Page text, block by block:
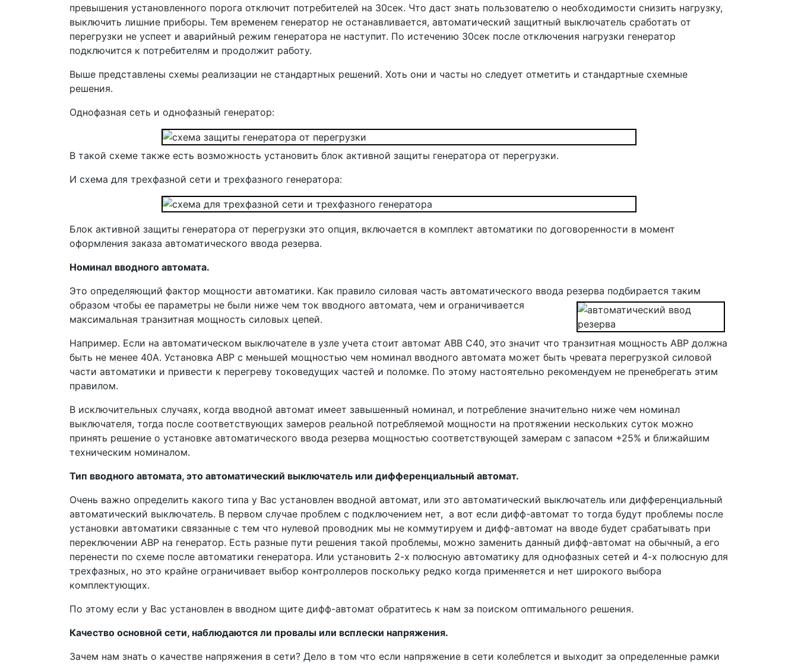
превышения установленного порога отключит потребителей на 30сек. Что даст знать пользователю о необходимости снизить нагрузку,
выключить лишние приборы. Тем временем генератор не останавливается, автоматический защитный выключатель сработать от
перегрузки не успеет и аварийный режим генератора не наступит. По истечению 30сек после отключения нагрузки генератор
подключится к потребителям и продолжит работу.
Выше представлены схемы реализации не стандартных решений. Хоть они и часты но следует отметить и стандартные схемные
решения.
Однофазная сеть и однофазный генератор:
В такой схеме также есть возможность установить блок активной защиты генератора от перегрузки.
И схема для трехфазной сети и трехфазного генератора:
Блок активной защиты генератора от перегрузки это опция, включается в комплект автоматики по договоренности в момент
оформления заказа автоматического ввода резерва.
Номинал вводного автомата.
Это определяющий фактор мощности автоматики. Как правило силовая часть автоматического ввода резерва подбирается таким
образом чтобы ее параметры не были ниже чем ток вводного автомата, чем и ограничивается
максимальная транзитная мощность силовых цепей.
Например. Если на автоматическом выключателе в узле учета стоит автомат ABB C40, это значит что транзитная мощность АВР должна
быть не менее 40А. Установка АВР с меньшей мощностью чем номинал вводного автомата может быть чревата перегрузкой силовой
части автоматики и привести к перегреву токоведущих частей и поломке. По этому настоятельно рекомендуем не пренебрегать этим
правилом.
В исключительных случаях, когда вводной автомат имеет завышенный номинал, и потребление значительно ниже чем номинал
выключателя, тогда после соответствующих замеров реальной потребляемой мощности на протяжении нескольких суток можно
принять решение о установке автоматического ввода резерва мощностью соответствующей замерам с запасом +25% и ближайшим
техническим номиналом.
Тип вводного автомата, это автоматический выключатель или дифференциальный автомат.
Очень важно определить какого типа у Вас установлен вводной автомат, или это автоматический выключатель или дифференциальный
автоматический выключатель. В первом случае проблем с подключением нет, а вот если дифф-автомат то тогда будут проблемы после
установки автоматики связанные с тем что нулевой проводник мы не коммутируем и дифф-автомат на вводе будет срабатывать при
переключении АВР на генератор. Есть разные пути решения такой проблемы, можно заменить данный дифф-автомат на обычный, а его
перенести по схеме после автоматики генератора. Или установить 2-х полюсную автоматику для однофазных сетей и 4-х полюсную для
трехфазных, но это крайне ограничивает выбор контроллеров поскольку редко когда применяется и нет широкого выбора
комплектующих.
По этому если у Вас установлен в вводном щите дифф-автомат обратитесь к нам за поиском оптимального решения.
Качество основной сети, наблюдаются ли провалы или всплески напряжения.
Зачем нам знать о качестве напряжения в сети? Дело в том что если напряжение в сети колеблется и выходит за определенные рамки